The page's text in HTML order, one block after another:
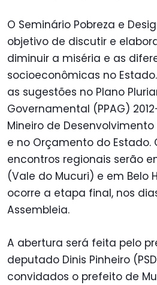
O Seminário Pobreza e
objetivo de discutir e
diminuir a miséria e as
socioeconômicas no
as sugestões no Plano
Governamental (PPAG)
Mineiro de
e no Orçamento do Estado.
encontros regionais serão
(Vale do Mucuri) e em Belo
ocorre a etapa final, nos
Assembleia.
A abertura será feita pelo
deputado Dinis Pinheiro
convidados o prefeito de